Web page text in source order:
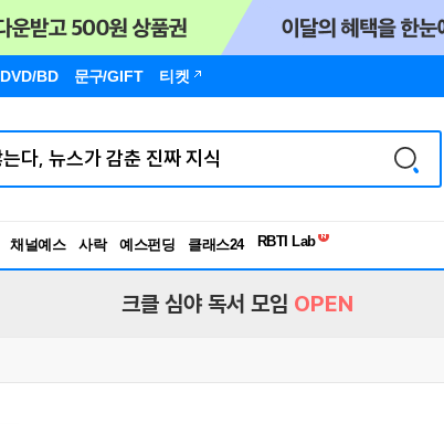
DVD/BD 문구/GIFT 티켓
채널예스 사락 예스펀딩 클래스24
독서유형검사
RBTI Lab
크클 심야 독서 모임 OPEN